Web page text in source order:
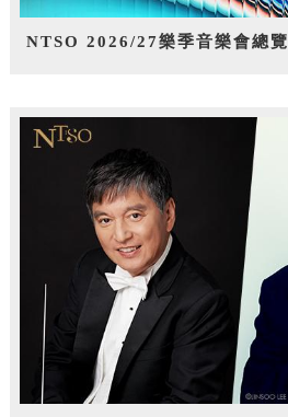
NTSO 2026/27樂季音樂會總覽